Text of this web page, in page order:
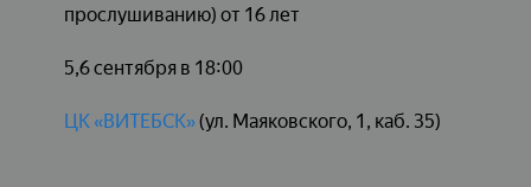
прослушиванию) от 16 лет
5,6 сентября в 18:00
ЦК «ВИТЕБСК» (ул. Маяковского, 1, каб. 35)